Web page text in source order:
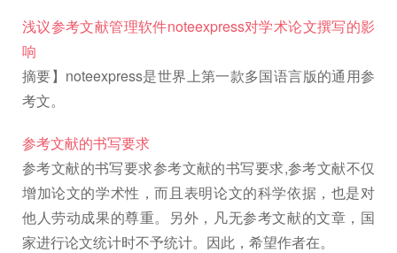
浅议参考文献管理软件noteexpress对学术论文撰写的影
响
摘要】noteexpress是世界上第一款多国语言版的通用参
考文。
参考文献的书写要求
参考文献的书写要求参考文献的书写要求,参考文献不仅
增加论文的学术性，而且表明论文的科学依据，也是对
他人劳动成果的尊重。另外，凡无参考文献的文章，国
家进行论文统计时不予统计。因此，希望作者在。